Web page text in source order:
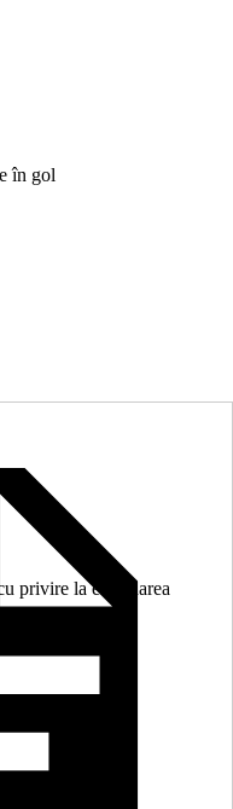
în gol
privire la eliminarea